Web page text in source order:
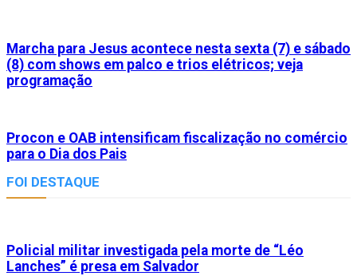
Marcha para Jesus acontece nesta sexta (7) e sábado
(8) com shows em palco e trios elétricos; veja
programação
Procon e OAB intensificam fiscalização no comércio
para o Dia dos Pais
FOI DESTAQUE
Policial militar investigada pela morte de “Léo
Lanches” é presa em Salvador